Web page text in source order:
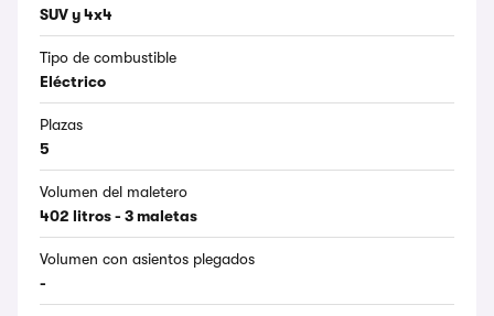
SUV y 4x4
Tipo de combustible
Eléctrico
Plazas
5
Volumen del maletero
402 litros - 3 maletas
Volumen con asientos plegados
-